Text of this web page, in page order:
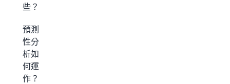
些？
預測
性分
析如
何運
作？